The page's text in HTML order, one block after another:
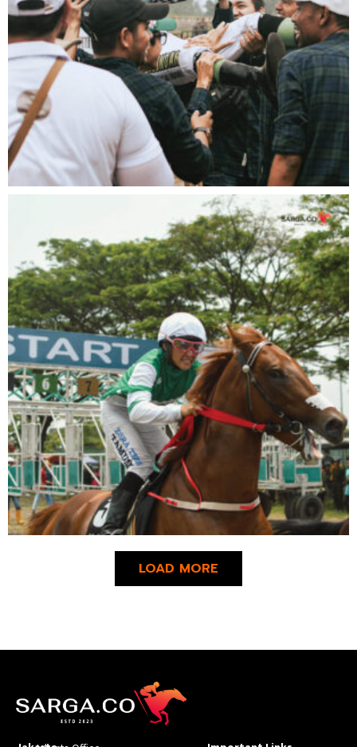
LOAD MORE